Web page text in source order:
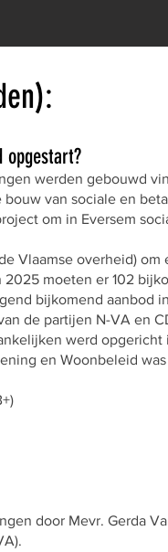
opgestart?
werden gebouwd
van sociale en
om in Eversem
Vlaamse overheid)
moeten er 102
bijkomend aanbod
de partijen N-VA en
werd opgericht
en Woonbeleid
door Mevr. Gerda